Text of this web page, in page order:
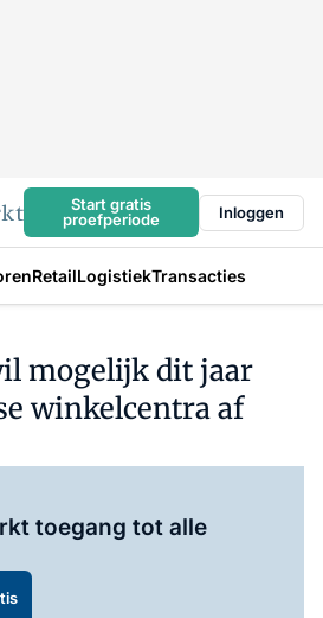
Start gratis
proefperiode
Inloggen
RetailLogistiekTransacties
mogelijk dit jaar
winkelcentra af
toegang tot alle